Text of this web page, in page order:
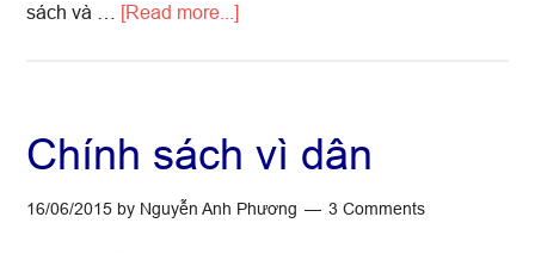
sách và … [Read more...]about
sách:
Bất
Chính sách vì dân
16/06/2015 by Nguyễn Anh Phương 3 Comments